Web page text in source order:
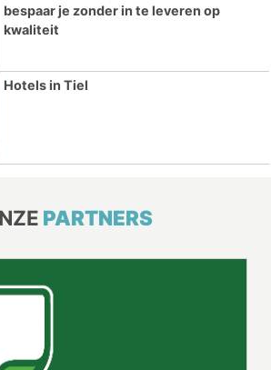
bespaar je zonder in te leveren op
kwaliteit
Hotels in Tiel
PARTNERS